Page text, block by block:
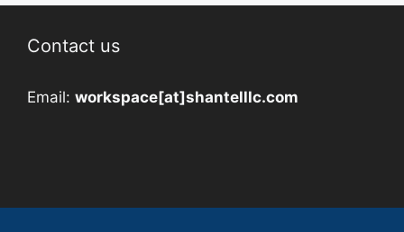
Contact us
Email: workspace[at]shantelllc.com